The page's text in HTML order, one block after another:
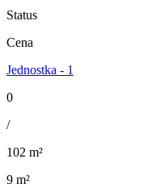
Status
Cena
Jednostka - 1
0
/
102 m²
9 m²